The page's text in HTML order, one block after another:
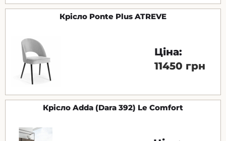
Крісло Ponte Plus ATREVE
Ціна:
11450 грн
Крісло Adda (Dara 392) Le Comfort